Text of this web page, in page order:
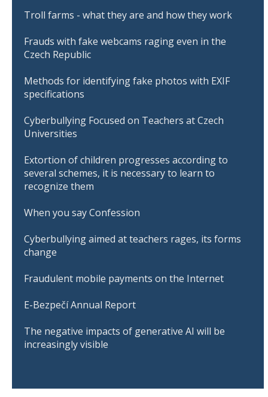
Troll farms - what they are and how they work
Frauds with fake webcams raging even in the
Czech Republic
Methods for identifying fake photos with EXIF
specifications
Cyberbullying Focused on Teachers at Czech
Universities
Extortion of children progresses according to
several schemes, it is necessary to learn to
recognize them
When you say Confession
Cyberbullying aimed at teachers rages, its forms
change
Fraudulent mobile payments on the Internet
E-Bezpečí Annual Report
The negative impacts of generative AI will be
increasingly visible